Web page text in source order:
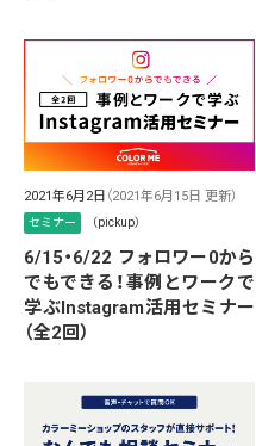
2021年6月2日 （2021年6月15日 更新）
セミナー （pickup）
6/15・6/22 フォロワー0から
でもできる！事例とワークで
学ぶInstagram活用セミナー
（全2回）